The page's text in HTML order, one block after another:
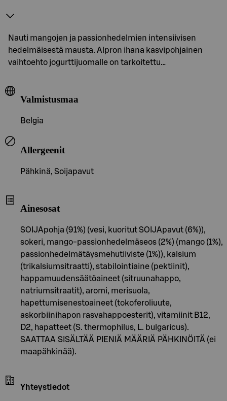
Nauti mangojen ja passionhedelmien intensiivisen
hedelmäisestä mausta. Alpron ihana kasvipohjainen
vaihtoehto jogurttijuomalle on tarkoitettu…
Valmistusmaa
Belgia
Allergeenit
Pähkinä, Soijapavut
Ainesosat
SOIJApohja (91%) (vesi, kuoritut SOIJApavut (6%)),
sokeri, mango-passionhedelmäseos (2%) (mango (1%),
passionhedelmätäysmehutiiviste (1%)), kalsium
(trikalsiumsitraatti), stabilointiaine (pektiinit),
happamuudensäätöaineet (sitruunahappo,
natriumsitraatit), aromi, merisuola,
hapettumisenestoaineet (tokoferoliuute,
askorbiinihapon rasvahappoesterit), vitamiinit B12,
D2, hapatteet (S. thermophilus, L. bulgaricus).
SAATTAA SISÄLTÄÄ PIENIÄ MÄÄRIÄ PÄHKINÖITÄ (ei
maapähkinää).
Yhteystiedot